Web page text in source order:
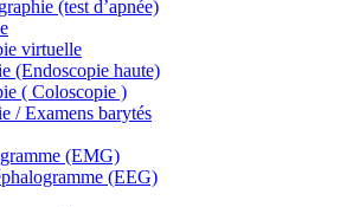
(test d’apnée)
virtuelle
(Endoscopie haute)
( Coloscopie )
/ Examens barytés
(EMG)
(EEG)